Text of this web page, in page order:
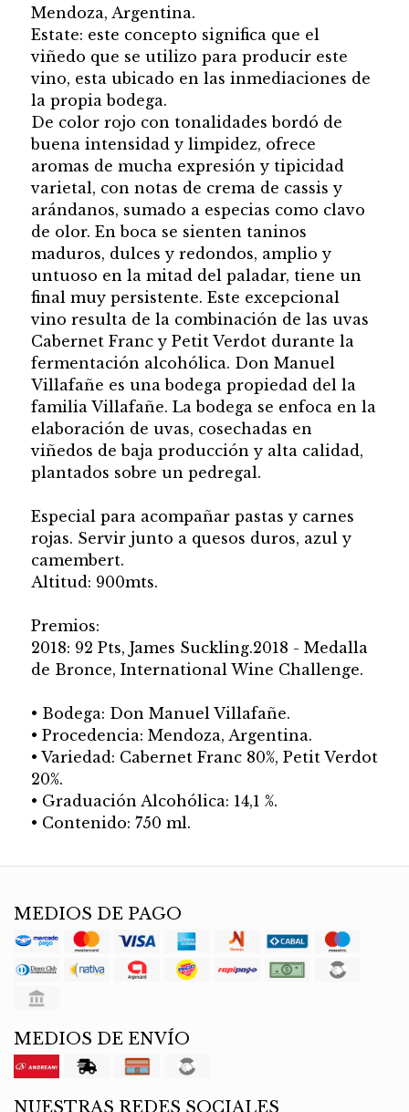
Mendoza, Argentina.
Estate: este concepto significa que el
viñedo que se utilizo para producir este
vino, esta ubicado en las inmediaciones de
la propia bodega.
De color rojo con tonalidades bordó de
buena intensidad y limpidez, ofrece
aromas de mucha expresión y tipicidad
varietal, con notas de crema de cassis y
arándanos, sumado a especias como clavo
de olor. En boca se sienten taninos
maduros, dulces y redondos, amplio y
untuoso en la mitad del paladar, tiene un
final muy persistente. Este excepcional
vino resulta de la combinación de las uvas
Cabernet Franc y Petit Verdot durante la
fermentación alcohólica. Don Manuel
Villafañe es una bodega propiedad del la
familia Villafañe. La bodega se enfoca en la
elaboración de uvas, cosechadas en
viñedos de baja producción y alta calidad,
plantados sobre un pedregal.
Especial para acompañar pastas y carnes
rojas. Servir junto a quesos duros, azul y
camembert.
Altitud: 900mts.
Premios:
2018: 92 Pts, James Suckling.2018 - Medalla
de Bronce, International Wine Challenge.
• Bodega: Don Manuel Villafañe.
• Procedencia: Mendoza, Argentina.
• Variedad: Cabernet Franc 80%, Petit Verdot
20%.
• Graduación Alcohólica: 14,1 %.
• Contenido: 750 ml.
MEDIOS DE PAGO
MEDIOS DE ENVÍO
NUESTRAS REDES SOCIALES